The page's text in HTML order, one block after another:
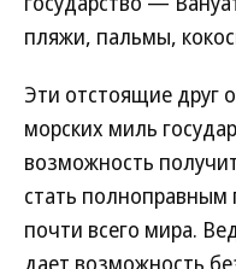
пляжи, пальмы,
Эти отстоящие друг
морских миль
возможность
стать
почти всего мира.
дает возможность